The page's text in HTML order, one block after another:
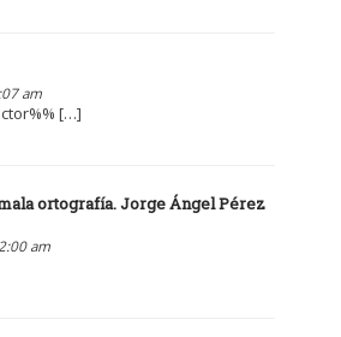
am
[…]
ortografía. Jorge Ángel Pérez
am